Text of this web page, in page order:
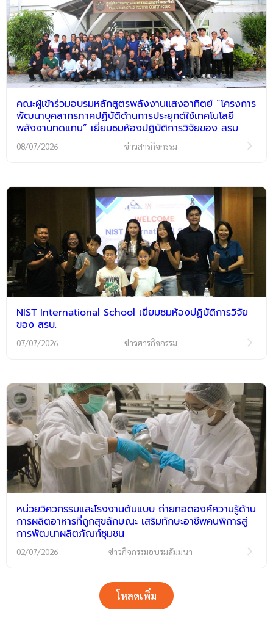
คณะผู้เข้าร่วมอบรมหลักสูตรพลังงานแสงอาทิตย์ “โครงการ
พัฒนาบุคลากรภาคปฏิบัติด้านการประยุกต์ใช้เทคโนโลยี
พลังงานทดแทน” เยี่ยมชมห้องปฏิบัติการวิจัยของ สรบ.
08/07/2026 ข่าวสารกิจกรรม
NIST International School เยี่ยมชมห้องปฏิบัติการวิจัย
ของ สรบ.
07/07/2026 ข่าวสารกิจกรรม
หน่วยวิศวกรรมและโรงงานต้นแบบ ถ่ายทอดองค์ความรู้ด้าน
การผลิตอาหารที่ถูกสุขลักษณะ เสริมทักษะอาชีพคนพิการสู่
การพัฒนาผลิตภัณฑ์ชุมชน
02/07/2026 ข่าวกิจกรรมอบรมสัมมนา
โหลดเพิ่ม